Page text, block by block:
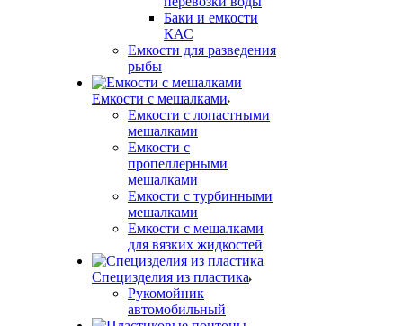
Баки и емкости
КАС
Емкости для разведения
рыбы
Емкости с мешалками
Емкости с лопастными
мешалками
Емкости с
пропеллерными
мешалками
Емкости с турбинными
мешалками
Емкости с мешалками
для вязких жидкостей
Специзделия из пластика
Рукомойник
автомобильный